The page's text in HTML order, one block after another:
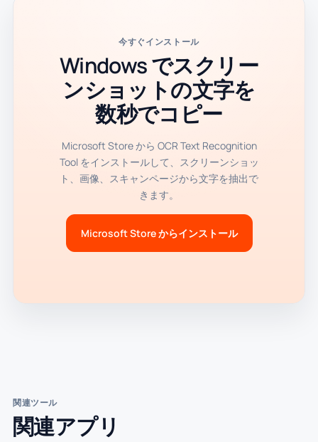
今すぐインストール
Windows でスクリー
ンショットの文字を
数秒でコピー
Microsoft Store から OCR Text Recognition
Tool をインストールして、スクリーンショッ
ト、画像、スキャンページから文字を抽出で
きます。
Microsoft Store からインストール
関連ツール
関連アプリ